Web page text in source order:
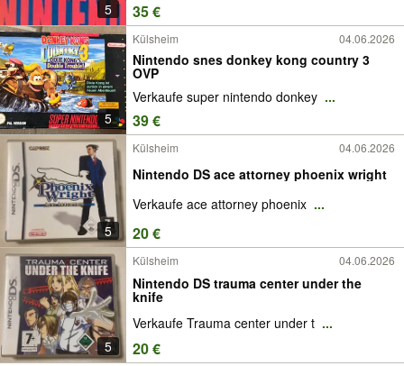
5 35 €
5
Külsheim 04.06.2026
Nintendo snes donkey kong country 3
OVP
Verkaufe super nintendo donkey ...
39 €
5
Külsheim 04.06.2026
Nintendo DS ace attorney phoenix wright
Verkaufe ace attorney phoenix ...
20 €
5
Külsheim 04.06.2026
Nintendo DS trauma center under the
knife
Verkaufe Trauma center under t ...
20 €